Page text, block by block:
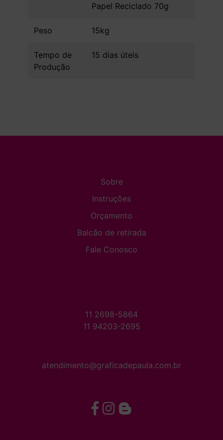
Papel Reciclado 70g
Peso 15kg
Tempo de
Produção
15 dias úteis
Sobre
Instruções
Orçamento
Balcão de retirada
Fale Conosco
11 2698-5864
11 94203-2695
atendimento@graficadepaula.com.br